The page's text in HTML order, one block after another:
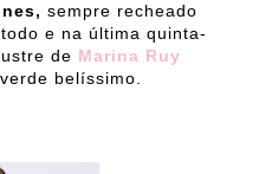
sempre recheado
e na última quinta-
de Marina Ruy
belíssimo.